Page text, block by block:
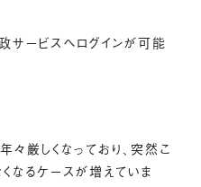
ービスへログインが可能
々厳しくなっており、突然こ
なるケースが増えていま